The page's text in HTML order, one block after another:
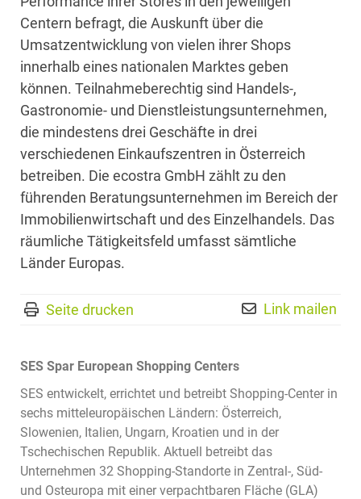
Centern befragt, die Auskunft über die
Umsatzentwicklung von vielen ihrer Shops
innerhalb eines nationalen Marktes geben
können. Teilnahmeberechtig sind Handels-,
Gastronomie- und Dienstleistungsunternehmen,
die mindestens drei Geschäfte in drei
verschiedenen Einkaufszentren in Österreich
betreiben. Die ecostra GmbH zählt zu den
führenden Beratungsunternehmen im Bereich der
Immobilienwirtschaft und des Einzelhandels. Das
räumliche Tätigkeitsfeld umfasst sämtliche
Länder Europas.
Seite drucken Link mailen
SES Spar European Shopping Centers
SES entwickelt, errichtet und betreibt Shopping-Center in
sechs mitteleuropäischen Ländern: Österreich,
Slowenien, Italien, Ungarn, Kroatien und in der
Tschechischen Republik. Aktuell betreibt das
Unternehmen 32 Shopping-Standorte in Zentral-, Süd-
und Osteuropa mit einer verpachtbaren Fläche (GLA)